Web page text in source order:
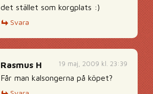
det stället som korgplats :)
Svara
19 maj, 2009 kl. 23:39
Rasmus H
Får man kalsongerna på köpet?